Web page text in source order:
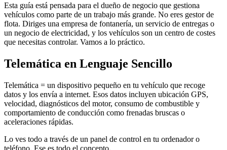
Esta guía está pensada para el dueño de negocio que gestiona
vehículos como parte de un trabajo más grande. No eres gestor de
flota. Diriges una empresa de fontanería, un servicio de entregas o
un negocio de electricidad, y los vehículos son un centro de costes
que necesitas controlar. Vamos a lo práctico.
Telemática en Lenguaje Sencillo
Telemática = un dispositivo pequeño en tu vehículo que recoge
datos y los envía a internet. Esos datos incluyen ubicación GPS,
velocidad, diagnósticos del motor, consumo de combustible y
comportamiento de conducción como frenadas bruscas o
aceleraciones rápidas.
Lo ves todo a través de un panel de control en tu ordenador o
teléfono. Ese es todo el concepto.